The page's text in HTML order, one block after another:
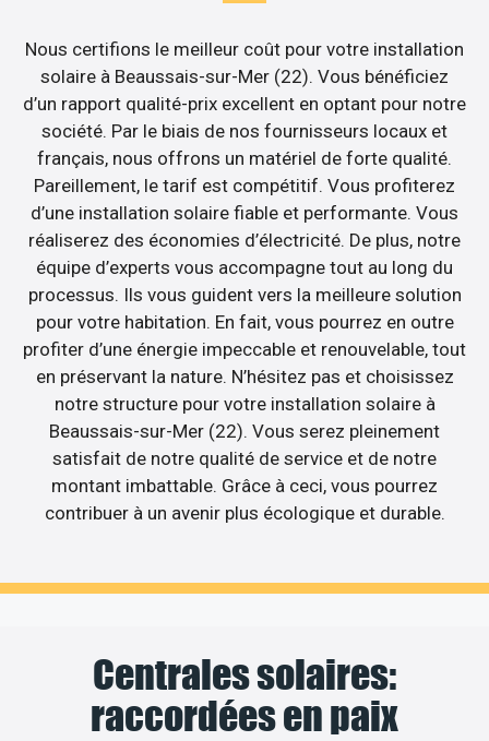
Nous certifions le meilleur coût pour votre installation
solaire à Beaussais-sur-Mer (22). Vous bénéficiez
d’un rapport qualité-prix excellent en optant pour notre
société. Par le biais de nos fournisseurs locaux et
français, nous offrons un matériel de forte qualité.
Pareillement, le tarif est compétitif. Vous profiterez
d’une installation solaire fiable et performante. Vous
réaliserez des économies d’électricité. De plus, notre
équipe d’experts vous accompagne tout au long du
processus. Ils vous guident vers la meilleure solution
pour votre habitation. En fait, vous pourrez en outre
profiter d’une énergie impeccable et renouvelable, tout
en préservant la nature. N’hésitez pas et choisissez
notre structure pour votre installation solaire à
Beaussais-sur-Mer (22). Vous serez pleinement
satisfait de notre qualité de service et de notre
montant imbattable. Grâce à ceci, vous pourrez
contribuer à un avenir plus écologique et durable.
Centrales solaires:
raccordées en paix